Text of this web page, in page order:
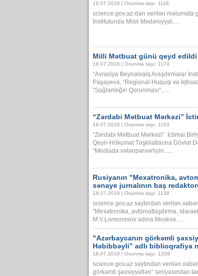
19.07.2018 | Oxunma sayı: 1118
science.gov.az-dan verilən məlumata
İnstitutunda Misir Mədəniyyət......
Milli Mətbuat günü qeyd edildi
19.07.2018 | Oxunma sayı: 1174
“Avrasiya Beynəlxalq Araşdırmalar
Paşayeva, “Regional Huquqi və
"Sağlamlığın Qorunması"......
“Zərdabi Mətbuat Mərkəzi”
18.07.2018 | Oxunma sayı: 1103
“Zərdabi Mətbuat Mərkəzi” İctimai
Qeyri-Hökumət Təşkilatlarına Dövlət
“Mediada vətənpərvərliyin......
Rusiyanın "Mexatronika,
sənaye jurnalının baş
18.07.2018 | Oxunma sayı: 1138
science.gov.az saytından verilən
"Mexatronika, avtomatlaşdırma,
M.V.Lomonosov adına Moskva......
"Azərbaycanın görkəmli
Həbibbəyli” adlı biblioqrafiya
18.07.2018 | Oxunma sayı: 1209
science.gov.az saytından verilən
görkəmli şəxsiyyətləri” seriyasından